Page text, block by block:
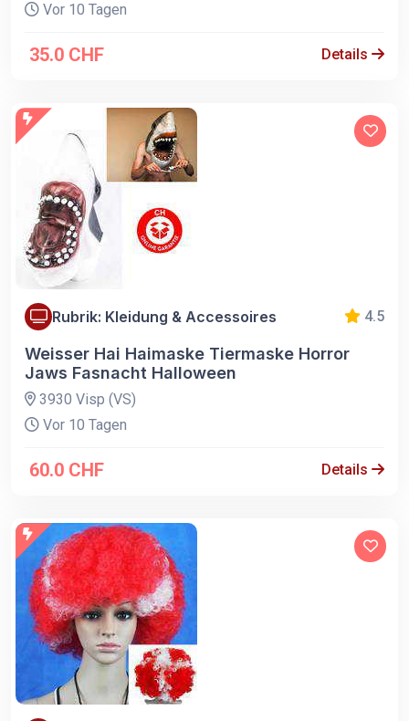
Vor 10 Tagen
35.0 CHF Details
Rubrik: Kleidung & Accessoires 4.5
Weisser Hai Haimaske Tiermaske Horror
Jaws Fasnacht Halloween
3930 Visp (VS)
Vor 10 Tagen
60.0 CHF Details